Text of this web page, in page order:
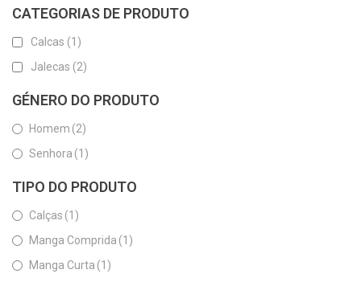
CATEGORIAS DE PRODUTO
Calcas (1)
Jalecas (2)
GÉNERO DO PRODUTO
Homem (2)
Senhora (1)
TIPO DO PRODUTO
Calças (1)
Manga Comprida (1)
Manga Curta (1)